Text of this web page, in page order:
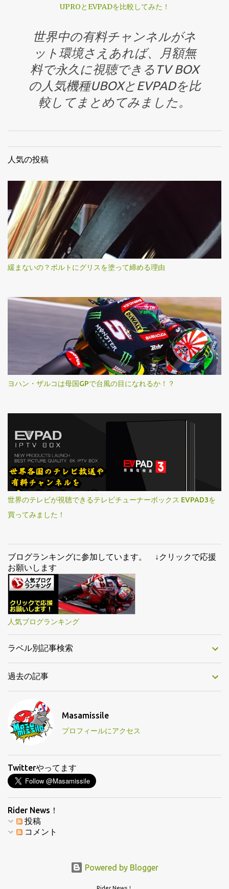
UPROとEVPADを比較してみた！
世界中の有料チャンネルがネ
ット環境さえあれば、月額無
料で永久に視聴できるTV BOX
の人気機種UBOXとEVPADを比
較してまとめてみました。
人気の投稿
緩まないの？ボルトにグリスを塗って締める理由
ヨハン・ザルコは母国GPで台風の目になれるか！？
世界のテレビが視聴できるテレビチューナーボックス EVPAD3を
買ってみました！
ブログランキングに参加しています。 ↓クリックで応援
お願いします
人気ブログランキング
ラベル別記事検索
過去の記事
Masamissile
プロフィールにアクセス
Twitterやってます
Rider News！
投稿
コメント
Powered by Blogger